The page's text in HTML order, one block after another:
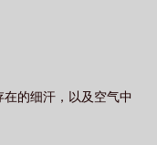
的细汗，以及空气中